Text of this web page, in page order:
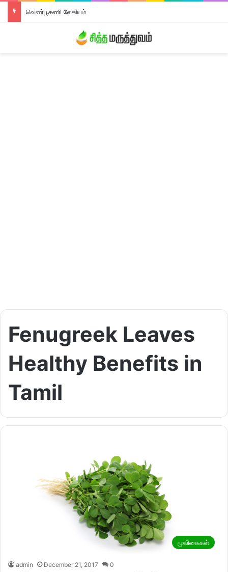
வெண்பூசணி லேகியம்
Fenugreek Leaves
Healthy Benefits in
Tamil
மூலிகைகள்
admin December 21, 2017 0